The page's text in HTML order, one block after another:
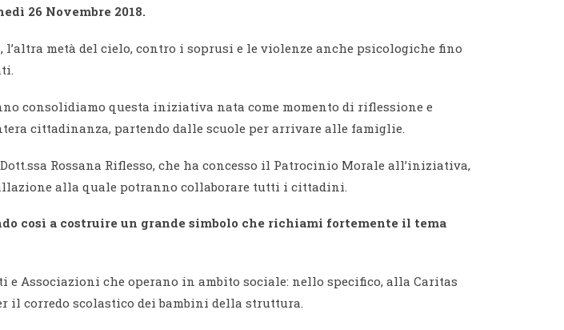
26 Novembre 2018.
metà del cielo, contro i soprusi e le violenze anche psicologiche fino
consolidiamo questa iniziativa nata come momento di riflessione e
cittadinanza, partendo dalle scuole per arrivare alle famiglie.
Rossana Riflesso, che ha concesso il Patrocinio Morale all’iniziativa,
alla quale potranno collaborare tutti i cittadini.
così a costruire un grande simbolo che richiami fortemente il tema
Associazioni che operano in ambito sociale: nello specifico, alla Caritas
il corredo scolastico dei bambini della struttura.